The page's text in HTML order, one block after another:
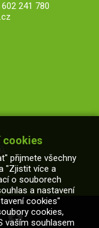
241 780
cookies
přijmete všechny
"Zjistit více a
o souborech
a nastavení
cookies"
cookies,
vaším souhlasem